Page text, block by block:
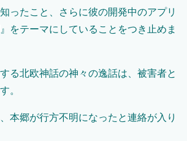
ったこと、さらに彼の開発中のアプリ
をテーマにしていることをつき止めま
る北欧神話の神々の逸話は、被害者と
。
本郷が行方不明になったと連絡が入り